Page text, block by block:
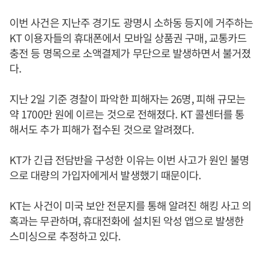
이번 사건은 지난주 경기도 광명시 소하동 등지에 거주하는
KT 이용자들의 휴대폰에서 모바일 상품권 구매, 교통카드
충전 등 명목으로 소액결제가 무단으로 발생하면서 불거졌
다.
지난 2일 기준 경찰이 파악한 피해자는 26명, 피해 규모는
약 1700만 원에 이르는 것으로 전해졌다. KT 콜센터를 통
해서도 추가 피해가 접수된 것으로 알려졌다.
KT가 긴급 전담반을 구성한 이유는 이번 사고가 원인 불명
으로 대량의 가입자에게서 발생했기 때문이다.
KT는 사건이 미국 보안 전문지를 통해 알려진 해킹 사고 의
혹과는 무관하며, 휴대전화에 설치된 악성 앱으로 발생한
스미싱으로 추정하고 있다.